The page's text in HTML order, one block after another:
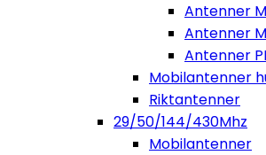
Antenner
Antenner
Antenner
Mobilantenner
Riktantenner
29/50/144/430Mhz
Mobilantenner